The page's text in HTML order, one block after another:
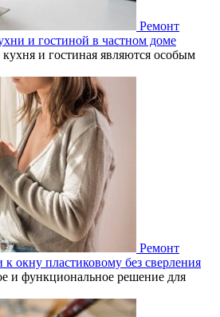
Ремонт
и гостиной в частном доме
и гостиная являются особым
Ремонт
окну пластиковому без сверления
и функциональное решение для